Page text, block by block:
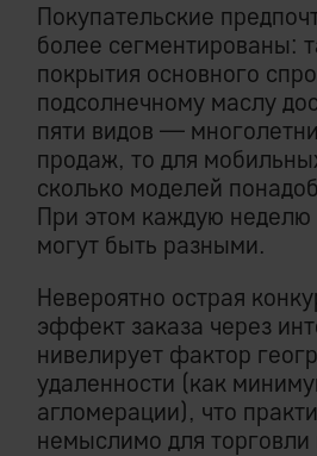
Покупательские
более сегментированы:
покрытия основного
подсолнечному маслу
пяти видов —
продаж, то для
сколько моделей
При этом каждую неделю
могут быть разными.
Невероятно острая
эффект заказа через
нивелирует фактор
удаленности (как
агломерации), что
немыслимо для торговли